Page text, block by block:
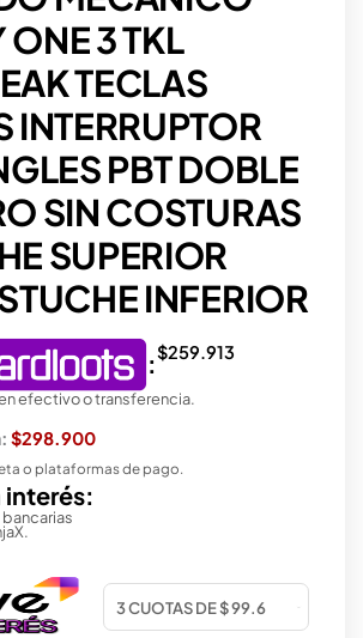
3 TKL
TECLAS
INTERRUPTOR
PBT DOBLE
SIN COSTURAS
SUPERIOR
INFERIOR
:$259.913
efectivo o transferencia.
$298.900
o plataformas de pago.
interés: